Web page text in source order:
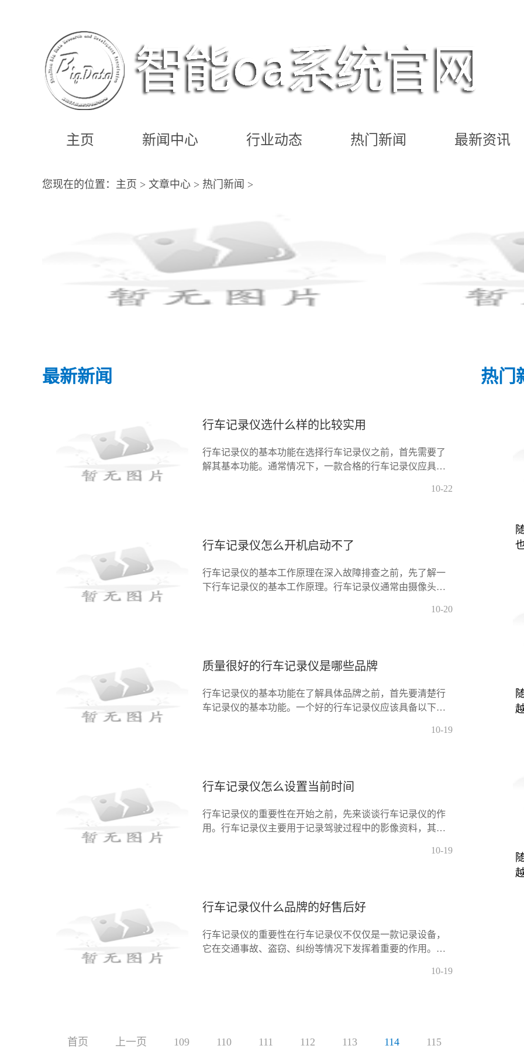
主页 新闻中心 行业动态 热门新闻 最新资讯
您现在的位置： 主页 > 文章中心 > 热门新闻 >
最新新闻
行车记录仪选什么样的比较实用
行车记录仪的基本功能在选择行车记录仪之前，首先需要了
解其基本功能。通常情况下，一款合格的行车记录仪应具备
10-22
行车记录仪怎么开机启动不了
行车记录仪的基本工作原理在深入故障排查之前，先了解一
下行车记录仪的基本工作原理。行车记录仪通常由摄像头、
10-20
质量很好的行车记录仪是哪些品牌
行车记录仪的基本功能在了解具体品牌之前，首先要清楚行
车记录仪的基本功能。一个好的行车记录仪应该具备以下几
10-19
行车记录仪怎么设置当前时间
行车记录仪的重要性在开始之前，先来谈谈行车记录仪的作
用。行车记录仪主要用于记录驾驶过程中的影像资料，其重
10-19
行车记录仪什么品牌的好售后好
行车记录仪的重要性在行车记录仪不仅仅是一款记录设备，
它在交通事故、盗窃、纠纷等情况下发挥着重要的作用。通
10-19
首页 上一页 109 110 111 112 113 114 115
热门